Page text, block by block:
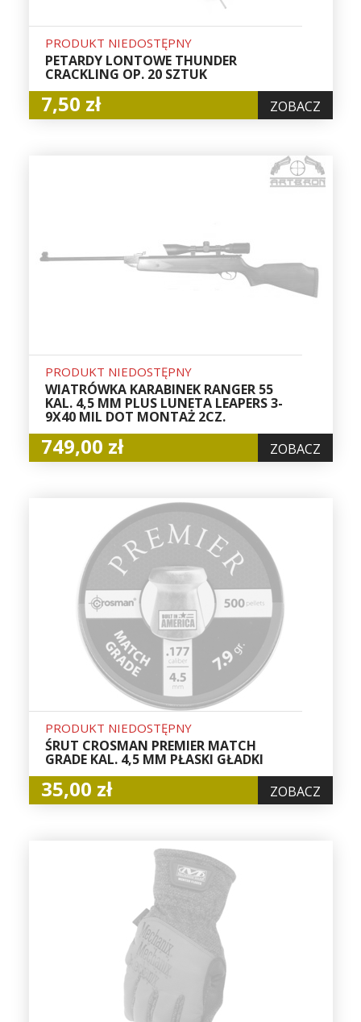
PRODUKT NIEDOSTĘPNY
PETARDY LONTOWE THUNDER
CRACKLING OP. 20 SZTUK
7,50 zł ZOBACZ
PRODUKT NIEDOSTĘPNY
WIATRÓWKA KARABINEK RANGER 55
KAL. 4,5 MM PLUS LUNETA LEAPERS 3-
9X40 MIL DOT MONTAŻ 2CZ.
749,00 zł ZOBACZ
PRODUKT NIEDOSTĘPNY
ŚRUT CROSMAN PREMIER MATCH
GRADE KAL. 4,5 MM PŁASKI GŁADKI
35,00 zł ZOBACZ